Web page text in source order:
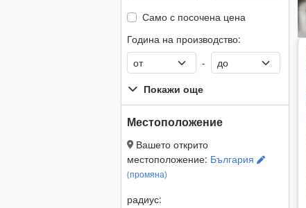
Само с посочена цена
Година на производство:
-
Покажи още
Местоположение
Вашето открито
местоположение: България
(промяна)
радиус: